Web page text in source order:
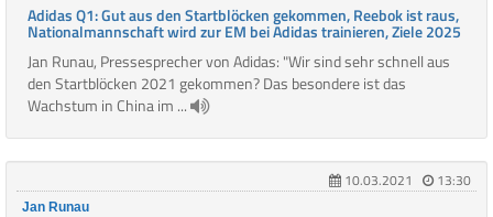
Adidas Q1: Gut aus den Startblöcken gekommen, Reebok ist raus,
Nationalmannschaft wird zur EM bei Adidas trainieren, Ziele 2025
Jan Runau, Pressesprecher von Adidas: "Wir sind sehr schnell aus
den Startblöcken 2021 gekommen? Das besondere ist das
Wachstum in China im ...
10.03.2021 13:30
Jan Runau